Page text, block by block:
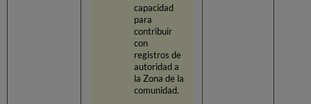
capacidad
para
contribuir
con
registros de
autoridad a
la Zona de la
comunidad.